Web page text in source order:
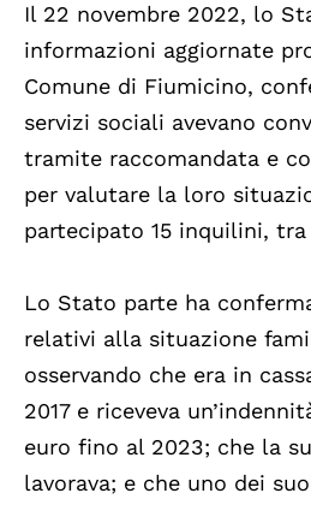
Il 22 novembre 2022, lo
informazioni aggiornate
Comune di Fiumicino,
servizi sociali avevano
tramite raccomandata e
per valutare la loro
partecipato 15 inquilini, tra
Lo Stato parte ha
relativi alla situazione
osservando che era in
2017 e riceveva
euro fino al 2023; che la
lavorava; e che uno dei